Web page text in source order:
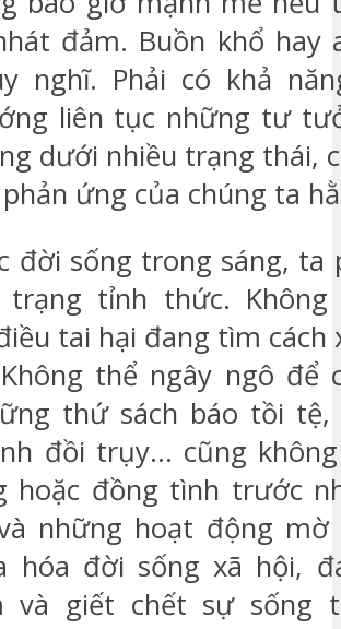
đảm. Buồn khổ hay
nghĩ. Phải có khả
liên tục những tư
dưới nhiều trạng thái,
ứng của chúng ta
đời sống trong sáng, ta
tỉnh thức.
tai hại đang tìm cách
thể ngây ngô để
thứ sách báo tồi tệ,
đồi trụy… cũng
hoặc đồng tình trước
những hoạt động mờ
hóa đời sống xã hội,
và giết chết sự sống